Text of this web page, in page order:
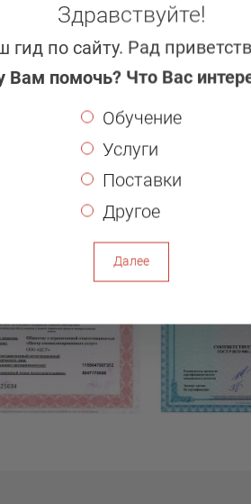
пожарной защиты
и сертификаты
Здравствуйте!
гид по сайту. Рад
Вам помочь? Что Вас
Обучение
Услуги
Поставки
Другое
Далее